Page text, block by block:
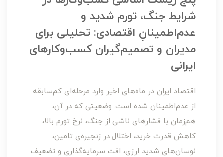
شرایط جنگ، تورم شدید و
عدم‌اطمینانِ اقتصادی: تحلیلی برای
مدیران و تصمیم‌گیران کسب‌وکارهای
ایرانی
اقتصاد ایران در ماه‌های اخیر وارد مرحله‌ای کم‌سابقه
از عدم‌اطمینان شده است. وضعیتی که در آن،
هم‌زمان با فشارهای ناشی از جنگ، نرخ تورم بالا،
کاهش قدرت خرید، اختلال در زنجیره‌ی تامین،
نوسان‌های شدید ارزی، افت سرمایه‌گذاری و تضعیف